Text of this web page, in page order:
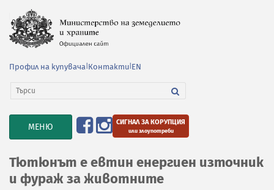
Профил на купувача Контакти EN
TOGGLE
NAVIGATION
МЕНЮ СИГНАЛ ЗА КОРУПЦИЯ
или злоупотреби
Тютюнът e евтин енергиен източник
и фураж за животните